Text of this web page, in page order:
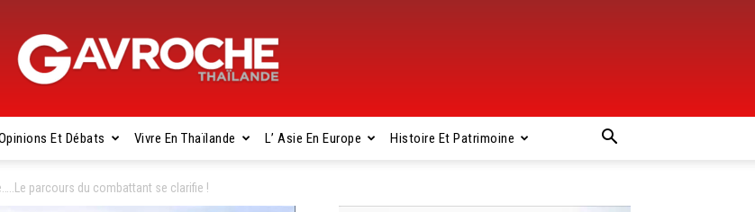
Gavroche
Et Débats Vivre En Thaïlande L’ Asie En Europe Histoire Et Patrimoine
parcours du combattant se clarifie !